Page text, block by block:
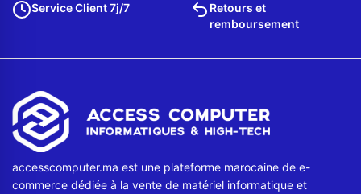
Service Client 7j/7
Retours et
remboursement
accesscomputer.ma est une plateforme marocaine de e-
commerce dédiée à la vente de matériel informatique et